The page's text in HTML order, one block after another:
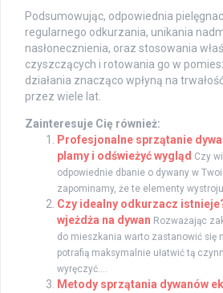
Podsumowując, odpowiednia
regularnego odkurzania, unikania
nasłonecznienia, oraz stosowania
czyszczących i rotowania go w
działania znacząco wpłyną na
przez wiele lat.
Zainteresuje Cię również:
Profesjonalne sprzątanie
plamy i odświeżyć wygląd Czy
odpowiednie dbanie o dywany w
zapominamy, że te elementy
Czy idealny odkurzacz
wjeżdża na dywan Rozważając
do mieszkania warto zastanowić się
potrafią maksymalnie ułatwić tą
wyręczyć....
Metody sprzątania dywanów